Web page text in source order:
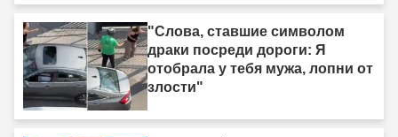
"Слова, ставшие символом
драки посреди дороги: Я
отобрала у тебя мужа, лопни от
злости"